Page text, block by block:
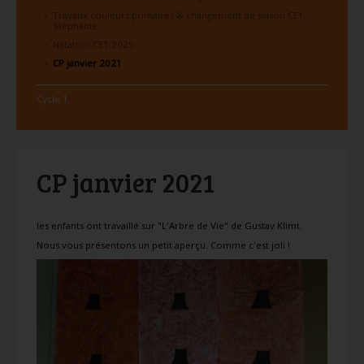
Travaux couleurs primaires & changement de saison CE1
Stéphanie
Natation CE1 2025
CP janvier 2021
Cycle 1
CP janvier 2021
les enfants ont travaillé sur "L'Arbre de Vie" de Gustav Klimt.
Nous vous présentons un petit aperçu. Comme c'est joli !